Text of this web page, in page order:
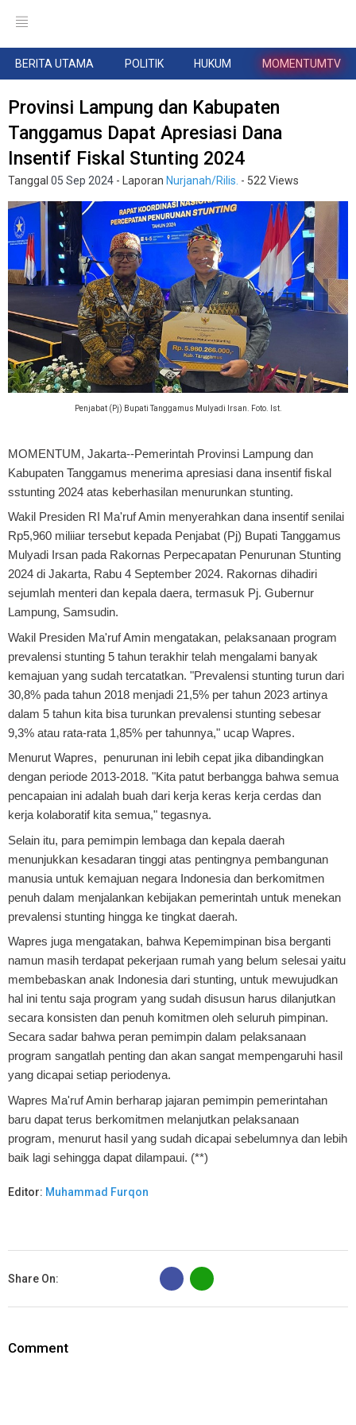
BERITA UTAMA POLITIK HUKUM MOMENTUMTV
Provinsi Lampung dan Kabupaten
Tanggamus Dapat Apresiasi Dana
Insentif Fiskal Stunting 2024
Tanggal 05 Sep 2024 - Laporan Nurjanah/Rilis. - 522 Views
Penjabat (Pj) Bupati Tanggamus Mulyadi Irsan. Foto. Ist.
MOMENTUM, Jakarta--Pemerintah Provinsi Lampung dan
Kabupaten Tanggamus menerima apresiasi dana insentif fiskal
sstunting 2024 atas keberhasilan menurunkan stunting.
Wakil Presiden RI Ma'ruf Amin menyerahkan dana insentif senilai
Rp5,960 miliiar tersebut kepada Penjabat (Pj) Bupati Tanggamus
Mulyadi Irsan pada Rakornas Perpecapatan Penurunan Stunting
2024 di Jakarta, Rabu 4 September 2024. Rakornas dihadiri
sejumlah menteri dan kepala daera, termasuk Pj. Gubernur
Lampung, Samsudin.
Wakil Presiden Ma'ruf Amin mengatakan, pelaksanaan program
prevalensi stunting 5 tahun terakhir telah mengalami banyak
kemajuan yang sudah tercatatkan. "Prevalensi stunting turun dari
30,8% pada tahun 2018 menjadi 21,5% per tahun 2023 artinya
dalam 5 tahun kita bisa turunkan prevalensi stunting sebesar
9,3% atau rata-rata 1,85% per tahunnya," ucap Wapres.
Menurut Wapres, penurunan ini lebih cepat jika dibandingkan
dengan periode 2013-2018. "Kita patut berbangga bahwa semua
pencapaian ini adalah buah dari kerja keras kerja cerdas dan
kerja kolaboratif kita semua," tegasnya.
Selain itu, para pemimpin lembaga dan kepala daerah
menunjukkan kesadaran tinggi atas pentingnya pembangunan
manusia untuk kemajuan negara Indonesia dan berkomitmen
penuh dalam menjalankan kebijakan pemerintah untuk menekan
prevalensi stunting hingga ke tingkat daerah.
Wapres juga mengatakan, bahwa Kepemimpinan bisa berganti
namun masih terdapat pekerjaan rumah yang belum selesai yaitu
membebaskan anak Indonesia dari stunting, untuk mewujudkan
hal ini tentu saja program yang sudah disusun harus dilanjutkan
secara konsisten dan penuh komitmen oleh seluruh pimpinan.
Secara sadar bahwa peran pemimpin dalam pelaksanaan
program sangatlah penting dan akan sangat mempengaruhi hasil
yang dicapai setiap periodenya.
Wapres Ma'ruf Amin berharap jajaran pemimpin pemerintahan
baru dapat terus berkomitmen melanjutkan pelaksanaan
program, menurut hasil yang sudah dicapai sebelumnya dan lebih
baik lagi sehingga dapat dilampaui. (**)
Editor: Muhammad Furqon
Share On:
B
Comment